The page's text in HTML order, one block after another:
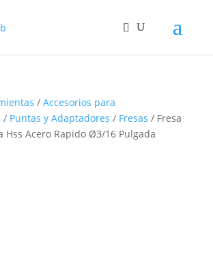
/ Accesorios para
/ Puntas y Adaptadores / Fresas / Fresa
Hss Acero Rapido Ø3/16 Pulgada